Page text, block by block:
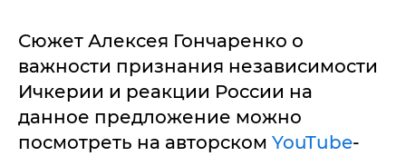
Сюжет Алексея Гончаренко о
важности признания независимости
Ичкерии и реакции России на
данное предложение можно
посмотреть на авторском YouTube-